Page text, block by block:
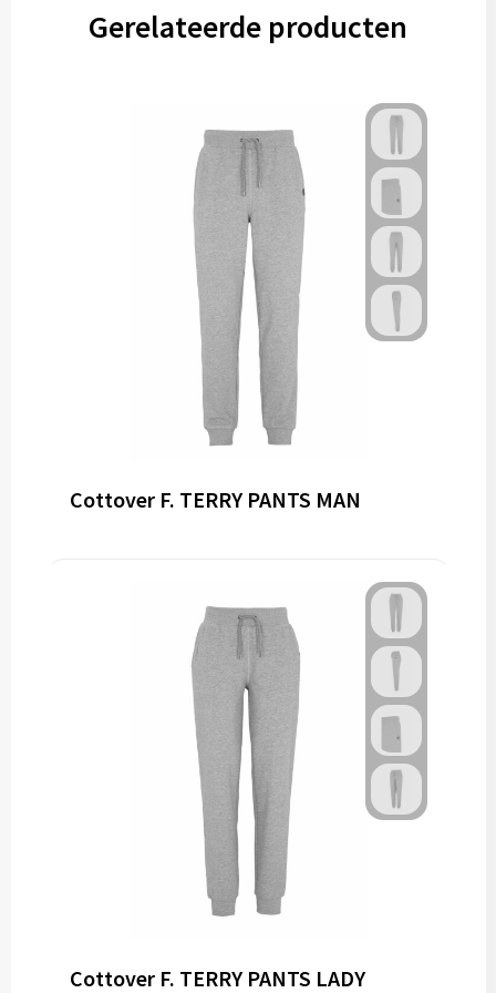
Gerelateerde producten
Cottover F. TERRY PANTS MAN
Cottover F. TERRY PANTS LADY